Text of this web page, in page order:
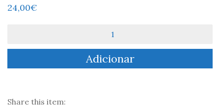
24,00€
The
Sea
Adicionar
Share this item: